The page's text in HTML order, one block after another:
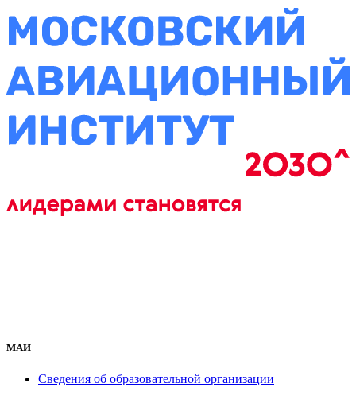
МАИ
Сведения об образовательной организации